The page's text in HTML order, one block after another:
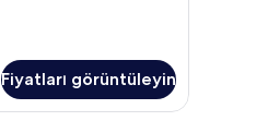
Fiyatları görüntüleyin